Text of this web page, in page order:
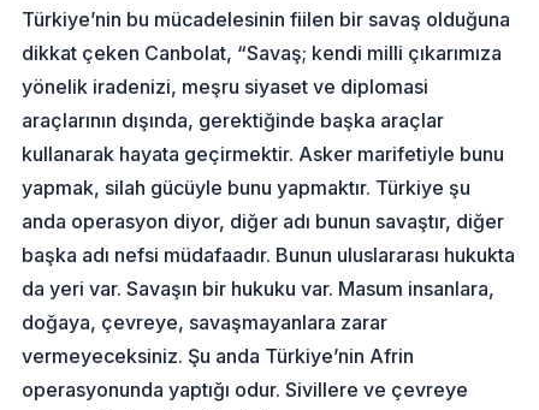
Türkiye’nin bu mücadelesinin fiilen bir savaş olduğuna
dikkat çeken Canbolat, “Savaş; kendi milli çıkarımıza
yönelik iradenizi, meşru siyaset ve diplomasi
araçlarının dışında, gerektiğinde başka araçlar
kullanarak hayata geçirmektir. Asker marifetiyle bunu
yapmak, silah gücüyle bunu yapmaktır. Türkiye şu
anda operasyon diyor, diğer adı bunun savaştır, diğer
başka adı nefsi müdafaadır. Bunun uluslararası hukukta
da yeri var. Savaşın bir hukuku var. Masum insanlara,
doğaya, çevreye, savaşmayanlara zarar
vermeyeceksiniz. Şu anda Türkiye’nin Afrin
operasyonunda yaptığı odur. Sivillere ve çevreye